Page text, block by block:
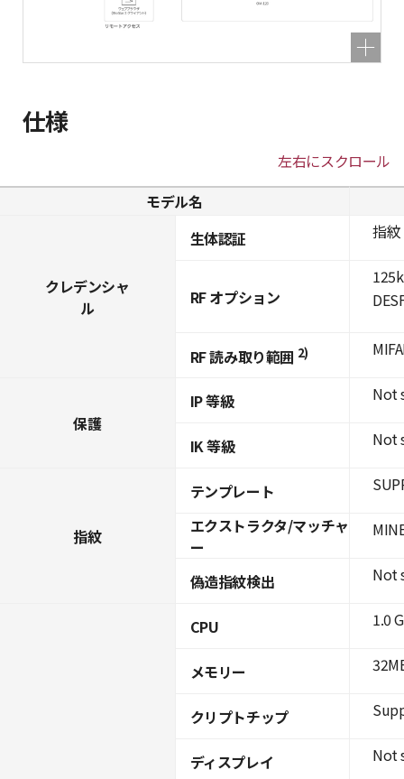
仕様
左右にスクロール
モデル名
クレデンシャ
ル
生体認証
RF オプション
RF 読み取り範囲 2)
保護
IP 等級
IK 等級
指紋
テンプレート
エクストラクタ/マッチャ
ー
偽造指紋検出
CPU
メモリー
クリプトチップ
ディスプレイ
指紋
Not
Not
Not
1.0
Not